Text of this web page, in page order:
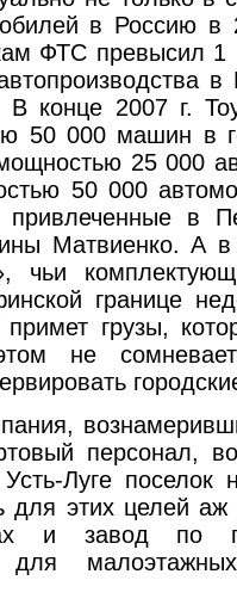
в Россию в
ФТС превысил
в
В конце 2007 г.
50 000 машин в
25 000
50 000
в
Матвиенко. А в
чьи
границе
грузы,
не
персонал,
Луге поселок
для этих целей
и завод по
для